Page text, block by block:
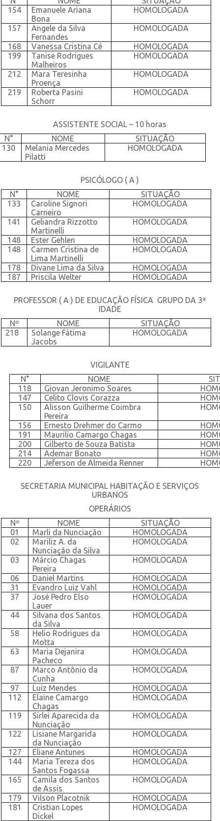
154
Emanuele Ariana
Bona
HOMOLOGADA
157
Angele da Silva
Fernandes
HOMOLOGADA
168 Vanessa Cristina Cé
HOMOLOGADA
199
Tanise Rodrigues
Malheiros
HOMOLOGADA
212
Mara Teresinha
Proença
HOMOLOGADA
219
Roberta Pasini
Schorr
HOMOLOGADA
ASSISTENTE SOCIAL – 10 horas
N°
NOME
SITUAÇÃO
130
Melania Mercedes
Pilatti
HOMOLOGADA
PSICÓLOGO ( A )
N°
NOME
SITUAÇÃO
133
Caroline Signori
Carneiro
HOMOLOGADA
141
Geliandra Rizzotto
Martinelli
HOMOLOGADA
148 Ester Gehlen
HOMOLOGADA
148
Carmen Cristina de
Lima Martinelli
HOMOLOGADA
178 Divane Lima da Silva
HOMOLOGADA
187
Priscila Welter HOMOLOGADA
PROFESSOR ( A ) DE EDUCAÇÃO FÍSICA GRUPO DA 3ª
IDADE
Nº
NOME
SITUAÇÃO
218
Solange Fátima
Jacobs
HOMOLOGADA
VIGILANTE
N°
NOME
118
Giovan Jeronimo Soares
147
Celito Clovis Corazza
150
Alisson Guilherme Coimbra
Pereira
156 Ernesto Drehmer do Carmo
191
Maurilio Camargo Chagas
200
Gilberto de Souza Batista
214
Ademar Bonato
220
Jeferson de Almeida Renner
SECRETARIA MUNICIPAL HABITAÇÃO E SERVIÇOS
URBANOS
OPERÁRIOS
Nº
NOME
SITUAÇÃO
01
Marli da Nunciação
HOMOLOGADA
02
Mariliz A. da
Nunciação da Silva
HOMOLOGADA
03
Márcio Chagas
Pereira
HOMOLOGADA
06 Daniel Martins
HOMOLOGADA
31
Evandro Luiz Vahl
HOMOLOGADA
37
José Pedro Elso
Lauer
HOMOLOGADA
44
Silvana dos Santos
da Silva
HOMOLOGADA
58
Helio Rodrigues da
Motta
HOMOLOGADA
63
Maria Dejanira
Pacheco
HOMOLOGADA
87
Marco Antônio da
Cunha
HOMOLOGADA
97 Luiz Mendes
HOMOLOGADA
112
Elaine Camargo
Chagas
HOMOLOGADA
119
Sirlei Aparecida da
Nunciação
HOMOLOGADA
122
Lisiane Margarida
da Nunciação
HOMOLOGADA
127 Eliane Antunes
HOMOLOGADA
144
Maria Tereza dos
Santos Fogassa
HOMOLOGADA
165
Camila dos Santos
de Assis
HOMOLOGADA
179 Vilson Placotnik
HOMOLOGADA
181
Cristian Lopes
Dickel
HOMOLOGADA